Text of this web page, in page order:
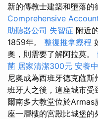
新的傳教士建築和墮落的
Comprehensive
助聽器公司 失智症 附近
1859年。 整復推拿療程
奧，則需要了解阿拉莫。
菌 居家清潔300元 安養
尼奧成為西班牙德克薩斯
班牙人之後，這座城市
爾南多大教堂位於Armas
座一層樓的宮殿比城堡的